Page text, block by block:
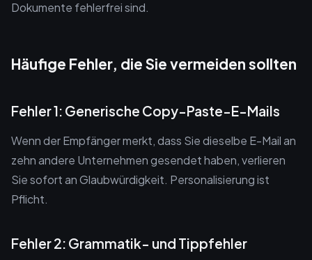
Dokumente fehlerfrei sind.
Häufige Fehler, die Sie vermeiden sollten
Fehler 1: Generische Copy-Paste-E-Mails
Wenn der Empfänger merkt, dass Sie dieselbe E-Mail an
zehn andere Unternehmen gesendet haben, verlieren
Sie sofort an Glaubwürdigkeit. Personalisierung ist
Pflicht.
Fehler 2: Grammatik- und Tippfehler